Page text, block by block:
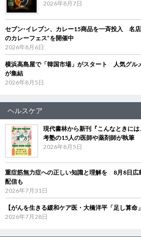
2026年8月7日
セブン‐イレブン、カレー15商品を一斉投入 名
のカレーフェス”を開催中
2026年8月6日
横浜高島屋で「韓国市場」がスタート 人気グル
が集結
2026年8月5日
ヘルスケア
現代書林から新刊『こんなときに
考塾の15人の医師や薬剤師が執筆
2026年8月5日
重症筋無力症への正しい知識と理解を 8月8日広
配信も
2026年7月31日
【がんを生きる緩和ケア医・大橋洋平「足し算命
2026年7月28日